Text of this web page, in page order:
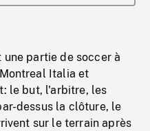
partie de soccer à
Italia et
le but, l'arbitre, les
dessus la clôture, le
sur le terrain après